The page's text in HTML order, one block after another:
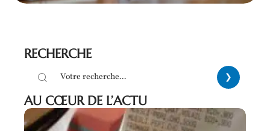
RECHERCHE
AU CŒUR DE L’ACTU